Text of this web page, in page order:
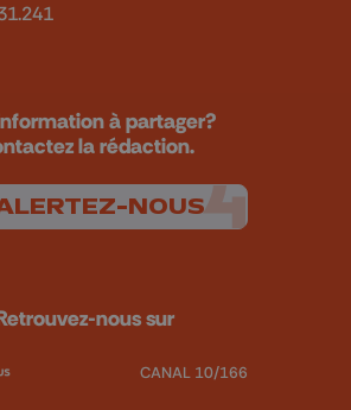
à partager?
la rédaction.
NOUS
nous sur
CANAL 10/166